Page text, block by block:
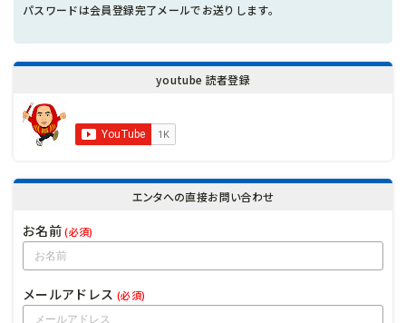
パスワードは会員登録完了メールでお送りします。
youtube 読者登録
エンタへの直接お問い合わせ
お名前(必須)
メールアドレス (必須)